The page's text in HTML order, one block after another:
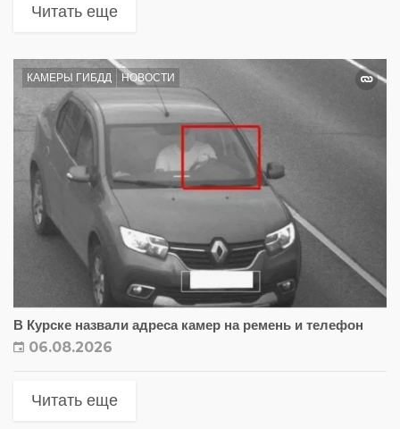
Читать еще
КАМЕРЫ ГИБДД НОВОСТИ
В Курске назвали адреса камер на ремень и телефон
06.08.2026
Читать еще